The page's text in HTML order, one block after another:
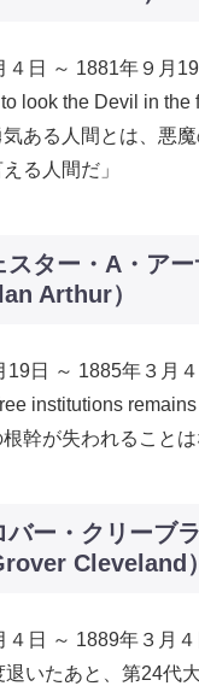
４日 ～ 1881年９月
look the Devil in the
ある人間とは、悪
る人間だ」
ター・A・アー
Arthur）
19日 ～ 1885年３月
institutions
幹が失われることは
ー・クリーブ
Cleveland）
４日 ～ 1889年３月
退いたあと、第24代